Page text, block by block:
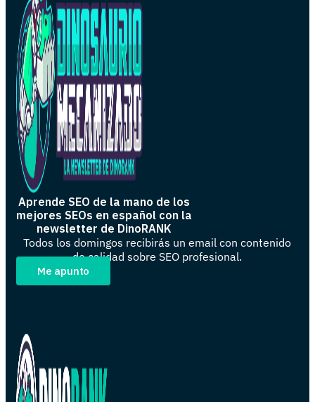
Aprende SEO de la mano de los
mejores SEOs en español con la
newsletter de DinoRANK
Todos los domingos recibirás un email con contenido
de calidad sobre SEO profesional.
Me apunto